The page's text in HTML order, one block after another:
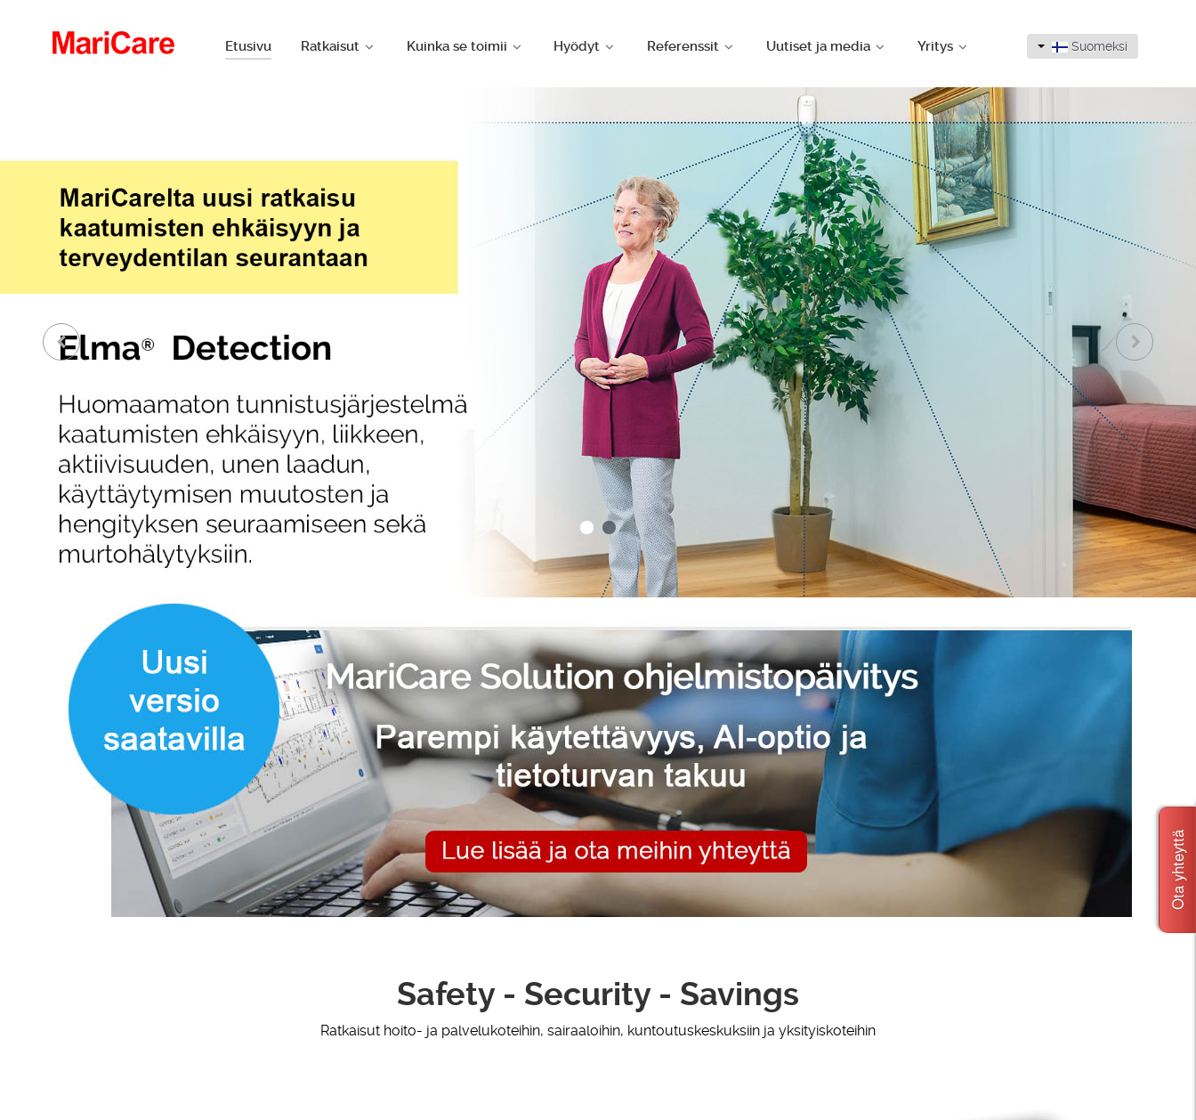
Etusivu Ratkaisut Kuinka se toimii Hyödyt Referenssit Uutiset ja media Yritys Suomeksi
Safety - Security - Savings
Ratkaisut hoito- ja palvelukoteihin, sairaaloihin, kuntoutuskeskuksiin ja yksityiskoteihin
Ota yhteyttä